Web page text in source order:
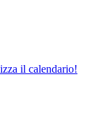
il calendario!